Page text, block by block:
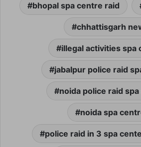
bhopal spa centre raid
chhattisgarh
illegal activities spa
jabalpur police raid
noida police raid
noida spa
police raid in 3 spa